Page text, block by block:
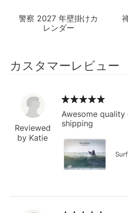
警察 2027 年壁掛けカ
レンダー
カスタマーレビュー
Reviewed
by Katie
Awesome
shipping